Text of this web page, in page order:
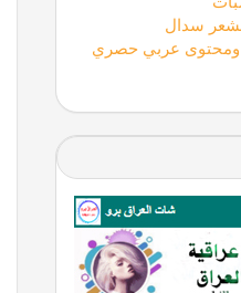
سدال
ومحتوى عربي حصري